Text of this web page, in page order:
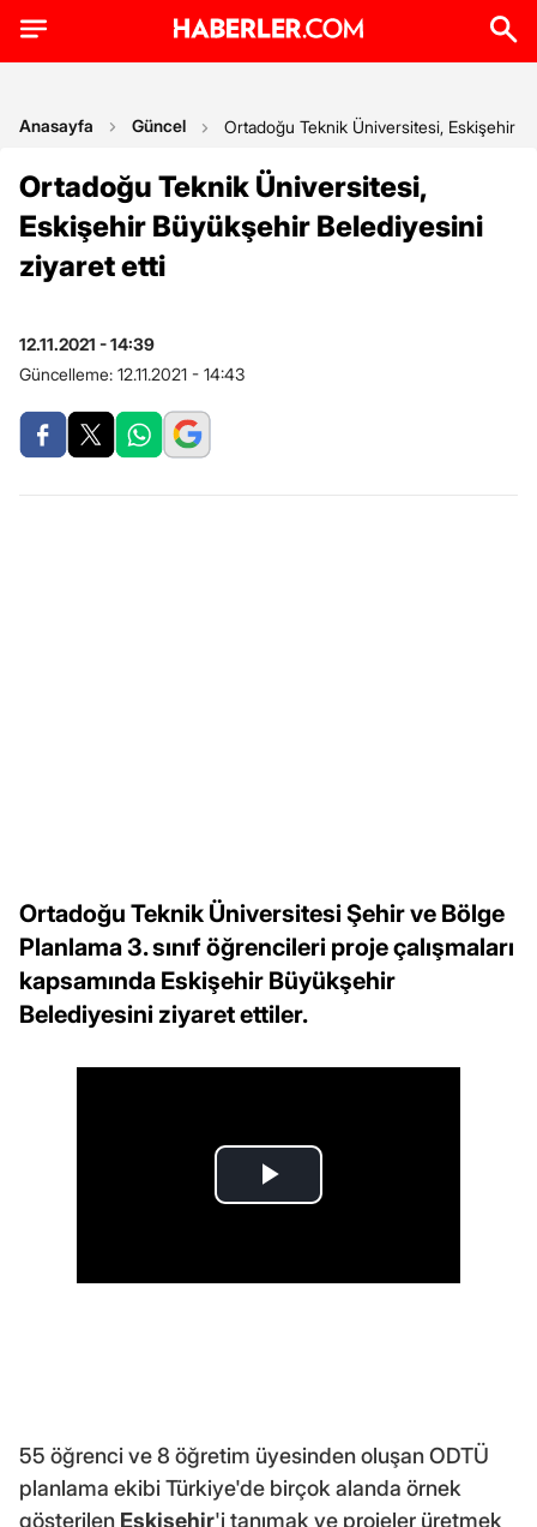
Anasayfa Güncel Ortadoğu Teknik Üniversitesi, Eskişehir
Ortadoğu Teknik Üniversitesi,
Eskişehir Büyükşehir Belediyesini
ziyaret etti
12.11.2021 - 14:39
Güncelleme: 12.11.2021 - 14:43
Ortadoğu Teknik Üniversitesi Şehir ve Bölge
Planlama 3. sınıf öğrencileri proje çalışmaları
kapsamında Eskişehir Büyükşehir
Belediyesini ziyaret ettiler.
55 öğrenci ve 8 öğretim üyesinden oluşan ODTÜ
planlama ekibi Türkiye'de birçok alanda örnek
gösterilen Eskişehir'i tanımak ve projeler üretmek